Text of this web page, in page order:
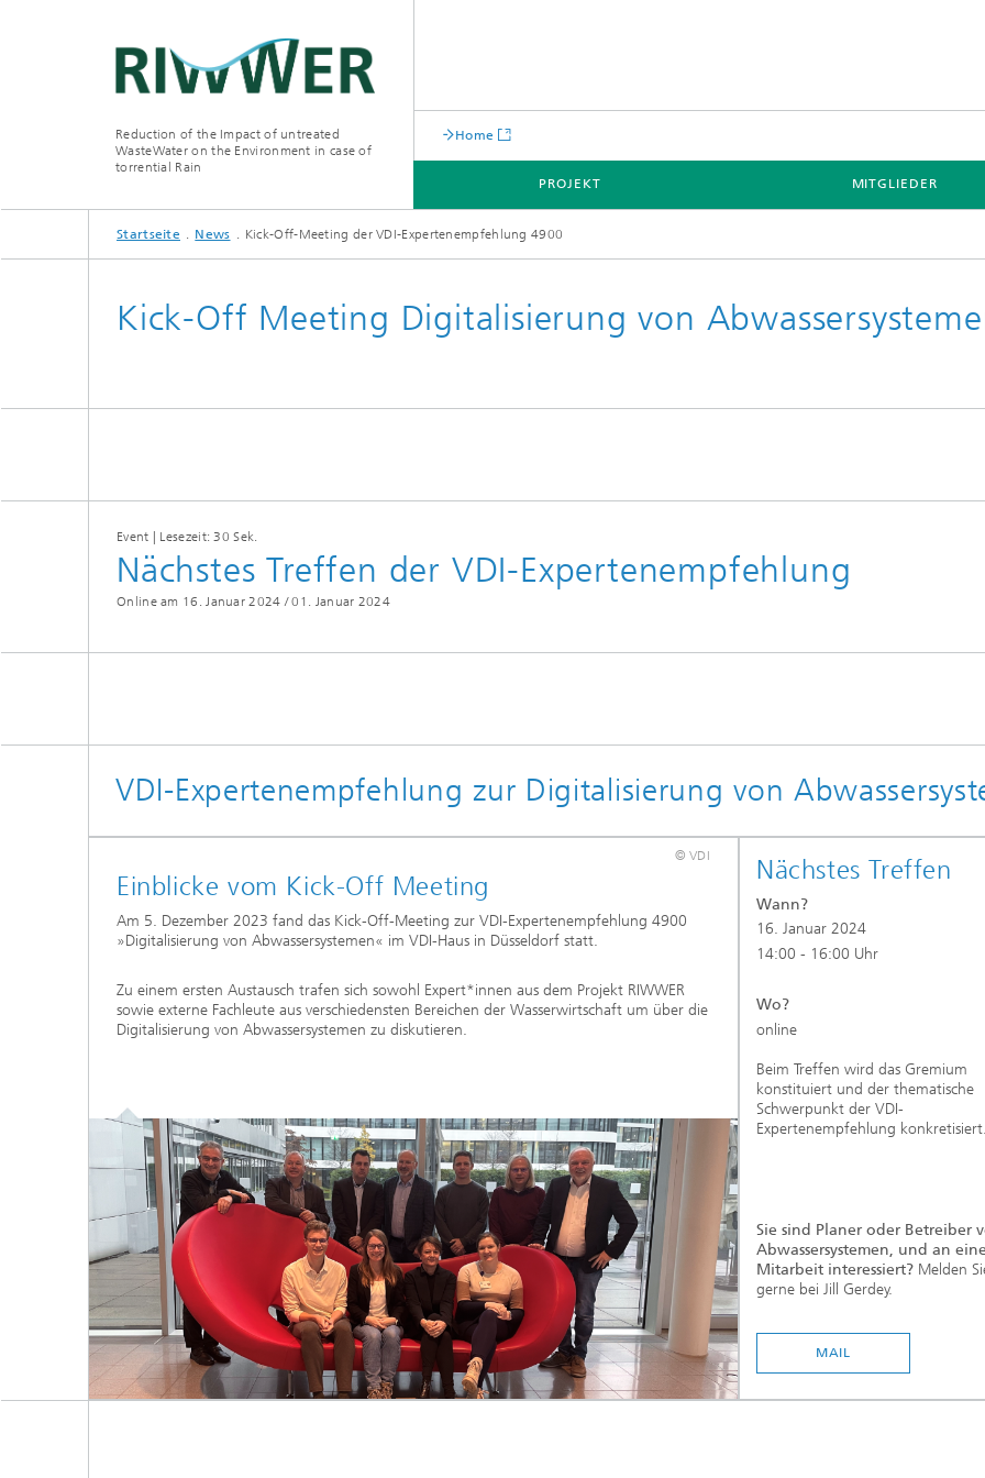
Reduction of the Impact of untreated
WasteWater on the Environment in case of
torrential Rain
Home
PROJEKT MITGLIEDER
NEWS
Startseite News Kick-Off-Meeting der VDI-Expertenempfehlung 4900
Kick-Off Meeting Digitalisierung von
Event | Lesezeit: 30 Sek.
Nächstes Treffen der VDI-Expertenempfehlung
Online am 16. Januar 2024 / 01. Januar 2024
VDI-Expertenempfehlung zur Digitalisierung von
© VDI
Einblicke vom Kick-Off Meeting
Am 5. Dezember 2023 fand das Kick-Off-Meeting zur VDI-Expertenempfehlung 4900
»Digitalisierung von Abwassersystemen« im VDI-Haus in Düsseldorf statt.
Zu einem ersten Austausch trafen sich sowohl Expert*innen aus dem Projekt RIWWER
sowie externe Fachleute aus verschiedensten Bereichen der Wasserwirtschaft um über die
Digitalisierung von Abwassersystemen zu diskutieren.
Nächstes Treffen
Wann?
16. Januar 2024
14:00 - 16:00 Uhr
Wo?
online
Beim Treffen wird das Gremium
konstituiert und der thematische
Schwerpunkt der VDI-
Expertenempfehlung konkretisiert.
Sie sind Planer oder Betreiber
Abwassersystemen, und an
Mitarbeit interessiert? Melden
gerne bei Jill Gerdey.
MAIL